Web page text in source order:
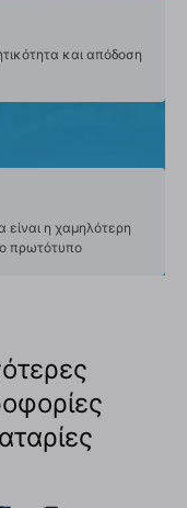
και απόδοση
είναι η χαμηλότερη
πρωτότυπο